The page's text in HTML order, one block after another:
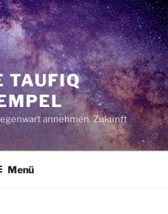
TAUFIQ
annehmen. Zukunft
Menü